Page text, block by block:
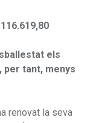
els
per tant, menys
renovat la seva